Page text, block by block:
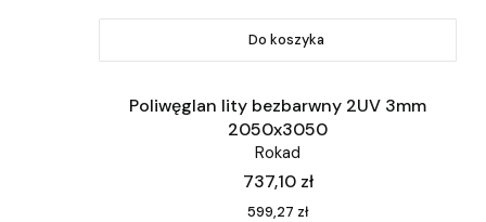
Do koszyka
Poliwęglan lity bezbarwny 2UV 3mm
2050x3050
Rokad
Cena
737,10 zł
Cena
599,27 zł